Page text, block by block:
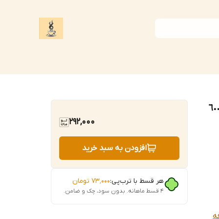
پرس سایز ٣٥٠ سی سی و ٦٠٠
292,000
افزودن به سبد خرید
هر قسط با ترب‌پی:۷۳٬۰۰۰ تومان
۴ قسط ماهانه. بدون سود، چک و ضامن.